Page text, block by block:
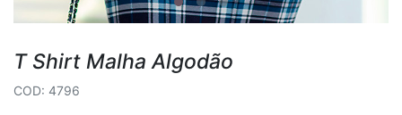
T Shirt Malha Algodão
COD: 4796